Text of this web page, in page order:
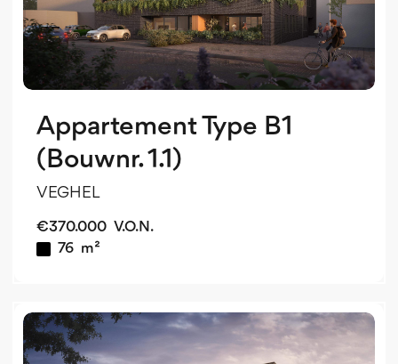
Appartement Type B1
(Bouwnr. 1.1)
VEGHEL
€370.000 V.O.N.
76 m²